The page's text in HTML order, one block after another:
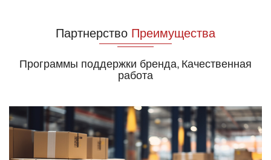
Партнерство Преимущества
Программы поддержки бренда, Качественная
работа